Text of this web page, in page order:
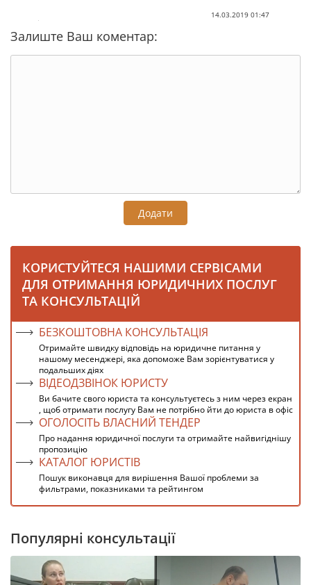
14.03.2019 01:47
Залиште Ваш коментар:
Додати
КОРИСТУЙТЕСЯ НАШИМИ СЕРВІСАМИ
ДЛЯ ОТРИМАННЯ ЮРИДИЧНИХ ПОСЛУГ
ТА КОНСУЛЬТАЦІЙ
БЕЗКОШТОВНА КОНСУЛЬТАЦІЯ
Отримайте швидку відповідь на юридичне питання у
нашому месенджері, яка допоможе Вам зорієнтуватися у
подальших діях
ВІДЕОДЗВІНОК ЮРИСТУ
Ви бачите свого юриста та консультуєтесь з ним через екран
, щоб отримати послугу Вам не потрібно йти до юриста в офіс
ОГОЛОСІТЬ ВЛАСНИЙ ТЕНДЕР
Про надання юридичної послуги та отримайте найвигіднішу
пропозицію
КАТАЛОГ ЮРИСТІВ
Пошук виконавця для вирішення Вашої проблеми за
фильтрами, показниками та рейтингом
Популярні консультації